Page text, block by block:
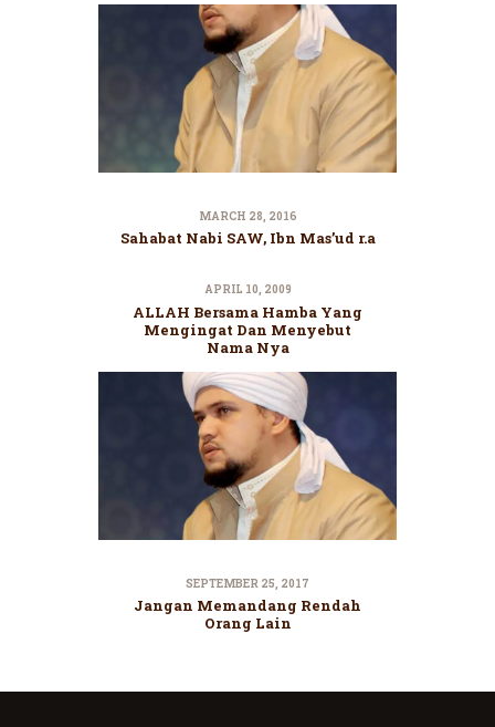
MARCH 28, 2016
Sahabat Nabi SAW, Ibn Mas’ud r.a
APRIL 10, 2009
ALLAH Bersama Hamba Yang
Mengingat Dan Menyebut
Nama Nya
SEPTEMBER 25, 2017
Jangan Memandang Rendah
Orang Lain